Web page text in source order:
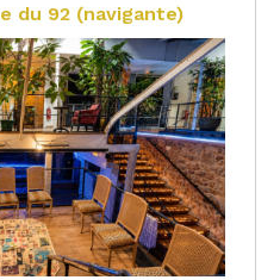
du 92 (navigante)